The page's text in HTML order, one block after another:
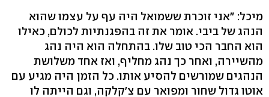
מיכל: "אני זוכרת ששמואל היה עף על עצמו שהוא
הנהג של ביבי. אומר את זה בהפגנתיות לכולם, כאילו
הוא החבר הכי טוב שלו. בהתחלה הוא היה נהג
מהשיירה, ואחר כך נהג מחליף, ואז אחד משלושת
הנהגים שמורשים להסיע אותו. כל הזמן היה מגיע עם
אוטו גדול שחור ומפואר עם צ'קלקה, וגם הייתה לו